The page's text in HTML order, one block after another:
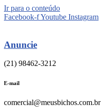
Ir para o conteúdo
Facebook-fYoutube Instagram
Anuncie
(21) 98462-3212
E-mail
comercial@meusbichos.com.br